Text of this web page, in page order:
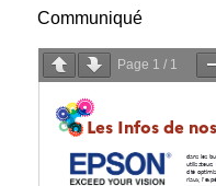
Communiqué
Page 1 / 1